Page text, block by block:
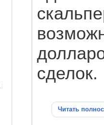
сделок.
Читать